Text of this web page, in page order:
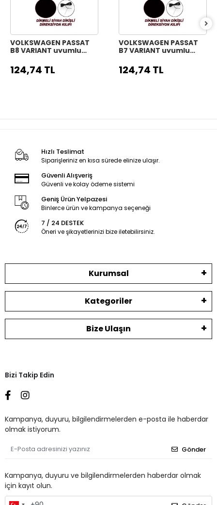
VOLKSWAGEN PASSAT
B8 VARIANT uyumlu
direksiyon kılıfı siyah
dikiş
124,74 TL
VOLKSWAGEN PASSAT
B7 VARIANT uyumlu
direksiyon kılıfı siyah
dikiş
124,74 TL
Hızlı Teslimat
Siparişleriniz en kısa sürede elinize ulaşır.
Güvenli Alışveriş
Güvenli ve kolay ödeme sistemi
Geniş Ürün Yelpazesi
Binlerce ürün ve kampanya seçeneği
7 / 24 DESTEK
Öneri ve şikayetlerinizi bize iletebilirsiniz.
Kurumsal
Kategoriler
Bize Ulaşın
Bizi Takip Edin
Kampanya, duyuru, bilgilendirmelerden e-posta ile haberdar
olmak istiyorum.
Gönder
Kampanya, duyuru ve bilgilendirmelerden haberdar olmak
için kayıt olun.